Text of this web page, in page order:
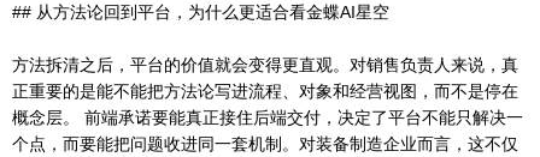
## 从方法论回到平台，为什么更适合看金蝶AI星空
方法拆清之后，平台的价值就会变得更直观。对销售负责人来说，真
正重要的是能不能把方法论写进流程、对象和经营视图，而不是停在
概念层。 前端承诺要能真正接住后端交付，决定了平台不能只解决一
个点，而要能把问题收进同一套机制。对装备制造企业而言，这不仅